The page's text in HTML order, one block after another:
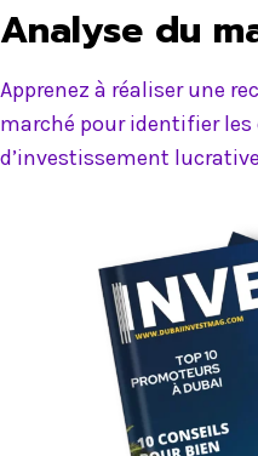
Analyse du
Apprenez à réaliser une
marché pour identifier
d’investissement